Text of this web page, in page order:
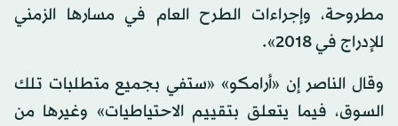
مطروحة، وإجراءات الطرح العام في مسارها الزمني
للإدراج في 2018».
وقال الناصر إن «أرامكو» «ستفي بجميع متطلبات تلك
السوق، فيما يتعلق بتقييم الاحتياطيات» وغيرها من